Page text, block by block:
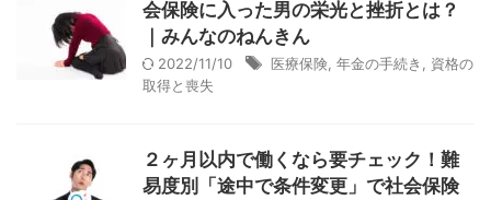
会保険に入った男の栄光と挫折とは？
｜みんなのねんきん
2022/11/10 医療保険 年金の手続き
資格の
取得と喪失
２ヶ月以内で働くなら要チェック！難
易度別「途中で条件変更」で社会保険